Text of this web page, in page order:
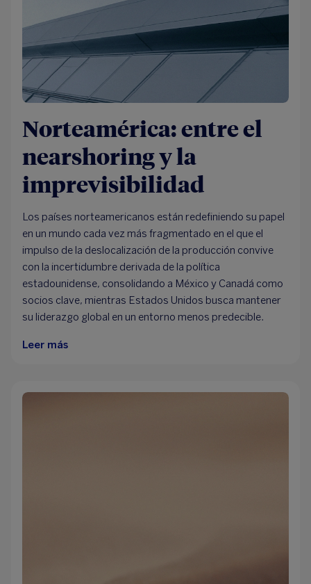
Norteamérica: entre el
nearshoring y la
imprevisibilidad
Los países norteamericanos están redefiniendo su papel
en un mundo cada vez más fragmentado en el que el
impulso de la deslocalización de la producción convive
con la incertidumbre derivada de la política
estadounidense, consolidando a México y Canadá como
socios clave, mientras Estados Unidos busca mantener
su liderazgo global en un entorno menos predecible.
Leer más